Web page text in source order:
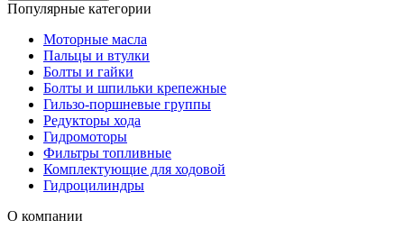
Популярные категории
Моторные масла
Пальцы и втулки
Болты и гайки
Болты и шпильки крепежные
Гильзо-поршневые группы
Редукторы хода
Гидромоторы
Фильтры топливные
Комплектующие для ходовой
Гидроцилиндры
О компании